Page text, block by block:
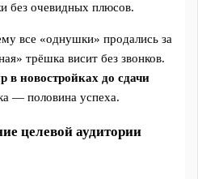
без очевидных плюсов.
все «однушки» продались за
трёшка висит без звонков.
в новостройках до сдачи
— половина успеха.
целевой аудитории